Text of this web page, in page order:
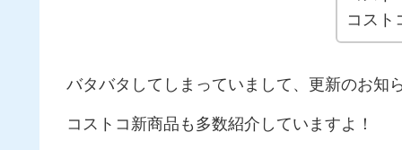
コスト
バタバタしてしまっていまして、更新のお知
コストコ新商品も多数紹介していますよ！